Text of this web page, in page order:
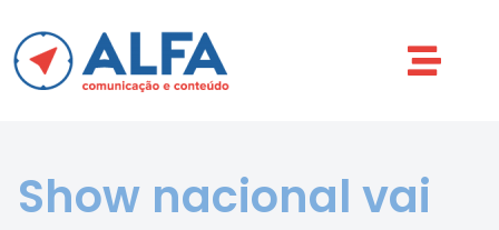
Show nacional vai